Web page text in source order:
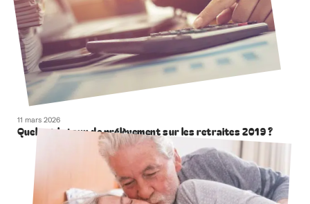
11 mars 2026
Quel est le taux de prélèvement sur les retraites 2019 ?